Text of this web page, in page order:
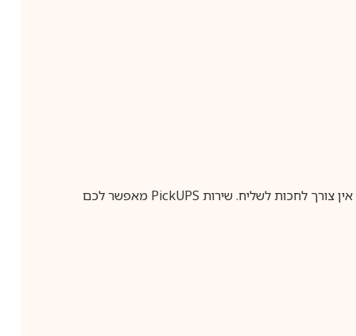
צורך לחכות לשליח. שירות PickUPS מאפשר לכם